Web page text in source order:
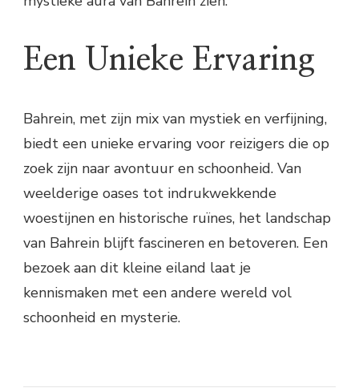
Een Unieke Ervaring
Bahrein, met zijn mix van mystiek en verfijning,
biedt een unieke ervaring voor reizigers die op
zoek zijn naar avontuur en schoonheid. Van
weelderige oases tot indrukwekkende
woestijnen en historische ruïnes, het landschap
van Bahrein blijft fascineren en betoveren. Een
bezoek aan dit kleine eiland laat je
kennismaken met een andere wereld vol
schoonheid en mysterie.